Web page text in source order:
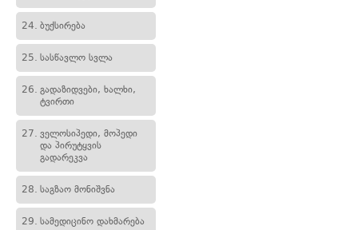
24. ბუქსირება
25. სასწავლო სვლა
26. გადაზიდვები, ხალხი,
ტვირთი
27. ველოსიპედი, მოპედი
და პირუტყვის
გადარეკვა
28. საგზაო მონიშვნა
29. სამედიცინო დახმარება